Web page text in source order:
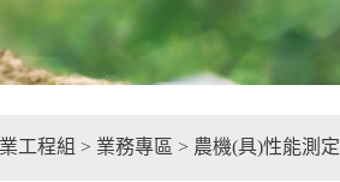
工程組 > 業務專區 > 農機(具)性能測定